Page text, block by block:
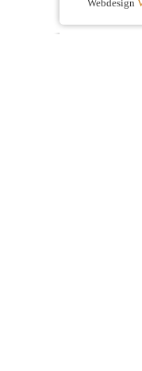
Webdesign